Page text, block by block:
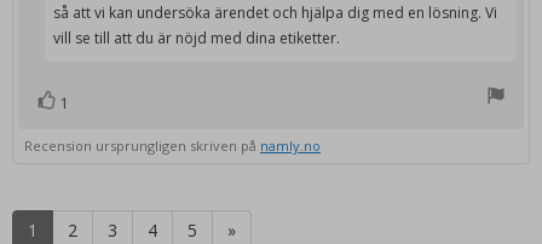
så att vi kan undersöka ärendet och hjälpa dig med en lösning. Vi
vill se till att du är nöjd med dina etiketter.
Rösta
1
Recension ursprungligen skriven på namly.no
1 2 3 4 5 »